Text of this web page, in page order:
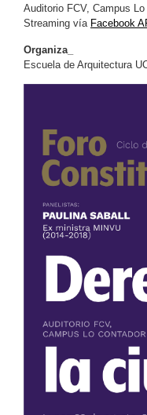
Auditorio FCV, Campus Lo
Streaming vía Facebook
Organiza_
Escuela de Arquitectura